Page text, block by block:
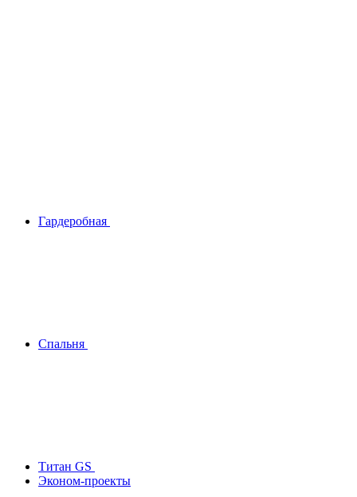
Гардеробная
Спальня
Титан GS
Эконом-проекты